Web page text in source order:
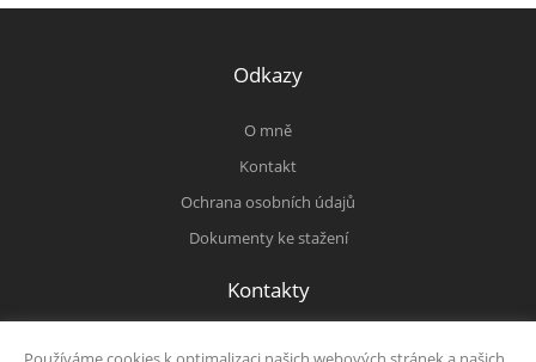
Odkazy
O mně
Kontakt
Ochrana osobních údajů
Dokumenty ke stažení
Kontakty